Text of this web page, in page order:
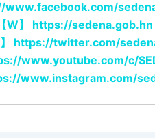
www.facebook.com/
【W】
https://sedena.gob.hn
】
https://twitter.com/
www.youtube.com/c/
www.instagram.com/